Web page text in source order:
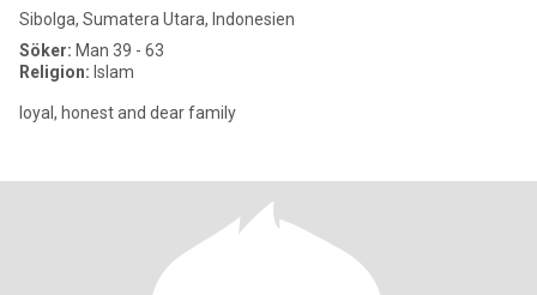
Sibolga, Sumatera Utara, Indonesien
Söker: Man 39 - 63
Religion: Islam
loyal, honest and dear family